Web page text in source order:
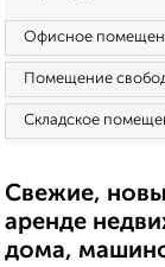
Офисное
Помещение
Складское
Свежие,
аренде
дома,